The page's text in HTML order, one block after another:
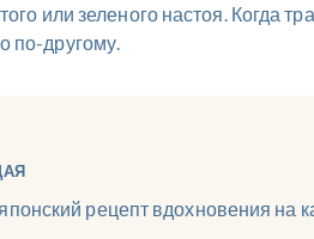
или зеленого настоя. Когда
по-другому.
рецепт вдохновения на